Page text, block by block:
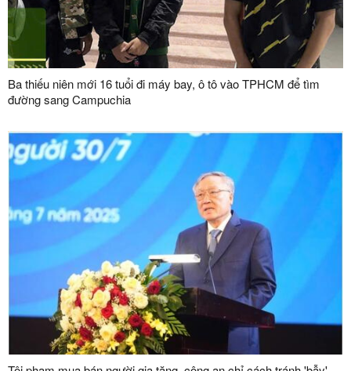
Ba thiếu niên mới 16 tuổi đi máy bay, ô tô vào TPHCM để tìm
đường sang Campuchia